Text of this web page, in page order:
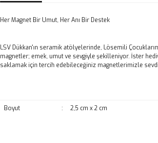
Her Magnet Bir Umut, Her Anı Bir Destek
LSV Dükkan'ın seramik atölyelerinde, Lösemili
magnetler; emek, umut ve sevgiyle şekilleniyor. İster
saklamak için tercih edebileceğiniz magnetlerimizle
Boyut : 2,5 cm x 2 cm